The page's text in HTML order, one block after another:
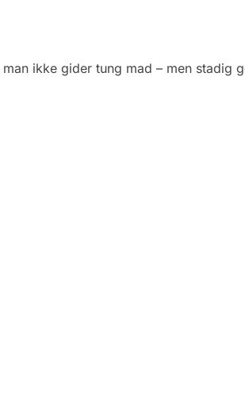
ikke gider tung mad – men stadig